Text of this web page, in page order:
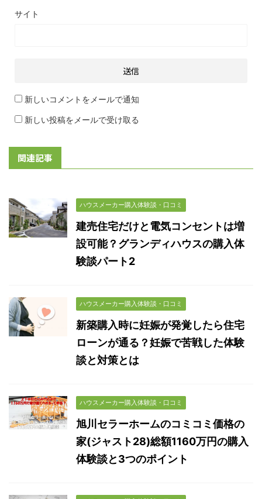
サイト
新しいコメントをメールで通知
新しい投稿をメールで受け取る
関連記事
ハウスメーカー購入体験談・口コミ
建売住宅だけと電気コンセントは増
設可能？グランディハウスの購入体
験談パート2
ハウスメーカー購入体験談・口コミ
新築購入時に妊娠が発覚したら住宅
ローンが通る？妊娠で苦戦した体験
談と対策とは
ハウスメーカー購入体験談・口コミ
旭川セラーホームのコミコミ価格の
家(ジャスト28)総額1160万円の購入
体験談と3つのポイント